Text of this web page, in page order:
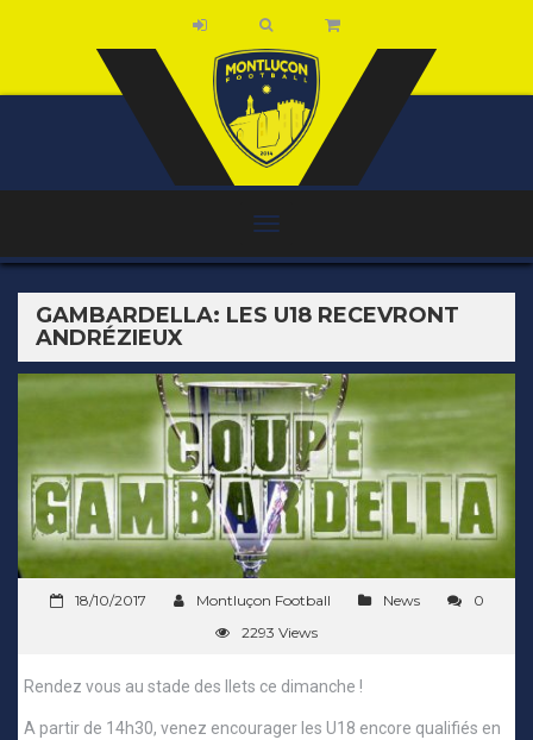
GAMBARDELLA: LES U18 RECEVRONT
ANDRÉZIEUX
18/10/2017 Montluçon Football News
0
2293 Views
Rendez vous au stade des Ilets ce dimanche !
A partir de 14h30, venez encourager les U18 encore qualifiés en